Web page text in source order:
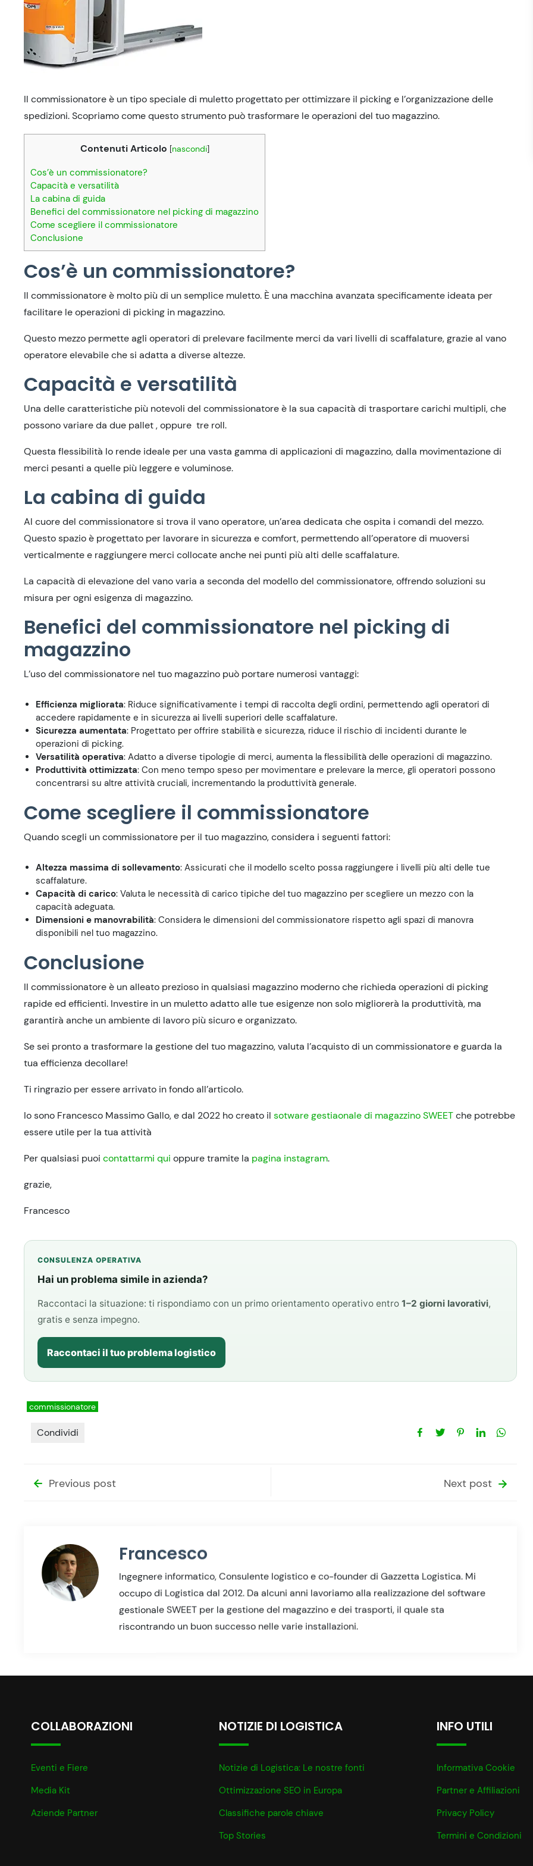
Il commissionatore è un tipo speciale di muletto progettato per ottimizzare il picking e l’organizzazione delle
spedizioni. Scopriamo come questo strumento può trasformare le operazioni del tuo magazzino.
Contenuti Articolo [nascondi]
Cos’è un commissionatore?
Capacità e versatilità
La cabina di guida
Benefici del commissionatore nel picking di magazzino
Come scegliere il commissionatore
Conclusione
Cos’è un commissionatore?
Il commissionatore è molto più di un semplice muletto. È una macchina avanzata specificamente ideata per
facilitare le operazioni di picking in magazzino.
Questo mezzo permette agli operatori di prelevare facilmente merci da vari livelli di scaffalature, grazie al vano
operatore elevabile che si adatta a diverse altezze.
Capacità e versatilità
Una delle caratteristiche più notevoli del commissionatore è la sua capacità di trasportare carichi multipli, che
possono variare da due pallet , oppure tre roll.
Questa flessibilità lo rende ideale per una vasta gamma di applicazioni di magazzino, dalla movimentazione di
merci pesanti a quelle più leggere e voluminose.
La cabina di guida
Al cuore del commissionatore si trova il vano operatore, un’area dedicata che ospita i comandi del mezzo.
Questo spazio è progettato per lavorare in sicurezza e comfort, permettendo all’operatore di muoversi
verticalmente e raggiungere merci collocate anche nei punti più alti delle scaffalature.
La capacità di elevazione del vano varia a seconda del modello del commissionatore, offrendo soluzioni su
misura per ogni esigenza di magazzino.
Benefici del commissionatore nel picking di
magazzino
L’uso del commissionatore nel tuo magazzino può portare numerosi vantaggi:
Efficienza migliorata: Riduce significativamente i tempi di raccolta degli ordini, permettendo agli operatori di
accedere rapidamente e in sicurezza ai livelli superiori delle scaffalature.
Sicurezza aumentata: Progettato per offrire stabilità e sicurezza, riduce il rischio di incidenti durante le
operazioni di picking.
Versatilità operativa: Adatto a diverse tipologie di merci, aumenta la flessibilità delle operazioni di magazzino.
Produttività ottimizzata: Con meno tempo speso per movimentare e prelevare la merce, gli operatori possono
concentrarsi su altre attività cruciali, incrementando la produttività generale.
Come scegliere il commissionatore
Quando scegli un commissionatore per il tuo magazzino, considera i seguenti fattori:
Altezza massima di sollevamento: Assicurati che il modello scelto possa raggiungere i livelli più alti delle tue
scaffalature.
Capacità di carico: Valuta le necessità di carico tipiche del tuo magazzino per scegliere un mezzo con la
capacità adeguata.
Dimensioni e manovrabilità: Considera le dimensioni del commissionatore rispetto agli spazi di manovra
disponibili nel tuo magazzino.
Conclusione
Il commissionatore è un alleato prezioso in qualsiasi magazzino moderno che richieda operazioni di picking
rapide ed efficienti. Investire in un muletto adatto alle tue esigenze non solo migliorerà la produttività, ma
garantirà anche un ambiente di lavoro più sicuro e organizzato.
Se sei pronto a trasformare la gestione del tuo magazzino, valuta l’acquisto di un commissionatore e guarda la
tua efficienza decollare!
Ti ringrazio per essere arrivato in fondo all’articolo.
Io sono Francesco Massimo Gallo, e dal 2022 ho creato il sotware gestiaonale di magazzino SWEETche potrebbe
essere utile per la tua attività
Per qualsiasi puoi contattarmi qui oppure tramite la pagina instagram.
grazie,
Francesco
CONSULENZA OPERATIVA
Hai un problema simile in azienda?
Raccontaci la situazione: ti rispondiamo con un primo orientamento operativo entro1–2 giorni lavorativi,
gratis e senza impegno.
Raccontaci il tuo problema logistico
commissionatore
Condividi
Previous post Next post
Francesco
Ingegnere informatico, Consulente logistico e co-founder di Gazzetta Logistica. Mi
occupo di Logistica dal 2012. Da alcuni anni lavoriamo alla realizzazione del software
gestionale SWEET per la gestione del magazzino e dei trasporti, il quale sta
riscontrando un buon successo nelle varie installazioni.
COLLABORAZIONI
Eventi e Fiere
Media Kit
Aziende Partner
NOTIZIE DI LOGISTICA
Notizie di Logistica: Le nostre fonti
Ottimizzazione SEO in Europa
Classifiche parole chiave
Top Stories
INFO UTILI
Informativa Cookie
Partner e Affiliazioni
Privacy Policy
Termini e Condizioni